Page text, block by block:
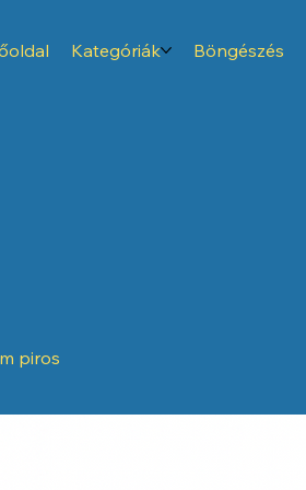
Kategóriák Böngészés
piros